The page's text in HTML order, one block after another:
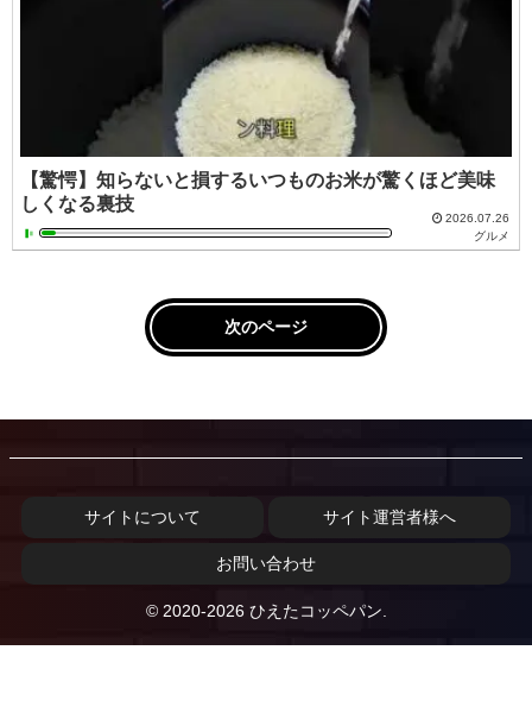
【驚愕】知らないと損するいつものお米が驚くほど美味
しくなる裏技
2026.07.26
グルメ
次のページ
サイトについて サイト運営者様へ
お問い合わせ
© 2020-2026 ひえたコッペパン.